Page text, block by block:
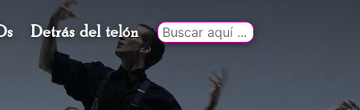
Detrás del telón
Buscar
por: